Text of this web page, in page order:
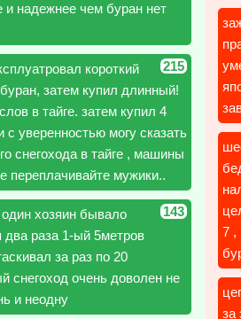
и надежнее чем буран нет
215
короткий
затем купил длинный!
в тайге. затем купил 4
с уверенностью могу сказать
снегохода в тайге , машины
переплачивайте мужики..
143
хозяин бывало
два раза 1-ый 5метров
за раз по 20
снегоход очень доволен не
и неодну
7 ,
за